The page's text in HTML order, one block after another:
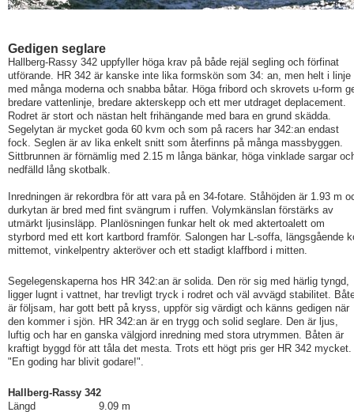
Gedigen seglare
Hallberg-Rassy 342 uppfyller höga krav på både rejäl segling och förfinat
utförande. HR 342 är kanske inte lika formskön som 34: an, men helt i linje
med många moderna och snabba båtar. Höga fribord och skrovets u-form
bredare vattenlinje, bredare akterskepp och ett mer utdraget deplacement.
Rodret är stort och nästan helt frihängande med bara en grund skädda.
Segelytan är mycket goda 60 kvm och som på racers har 342:an endast
fock. Seglen är av lika enkelt snitt som återfinns på många massbyggen.
Sittbrunnen är förnämlig med 2.15 m långa bänkar, höga vinklade sargar
nedfälld lång skotbalk.
Inredningen är rekordbra för att vara på en 34-fotare. Ståhöjden är 1.93 m
durkytan är bred med fint svängrum i ruffen. Volymkänslan förstärks av
utmärkt ljusinsläpp. Planlösningen funkar helt ok med aktertoalett om
styrbord med ett kort kartbord framför. Salongen har L-soffa, längsgående
mittemot, vinkelpentry akteröver och ett stadigt klaffbord i mitten.
Segelegenskaperna hos HR 342:an är solida. Den rör sig med härlig tyngd,
ligger lugnt i vattnet, har trevligt tryck i rodret och väl avvägd stabilitet.
är följsam, har gott bett på kryss, uppför sig värdigt och känns gedigen när
den kommer i sjön. HR 342:an är en trygg och solid seglare. Den är ljus,
luftig och har en ganska välgjord inredning med stora utrymmen. Båten är
kraftigt byggd för att tåla det mesta. Trots ett högt pris ger HR 342 mycket.
"En goding har blivit godare!".
Hallberg-Rassy 342
Längd 9.09 m